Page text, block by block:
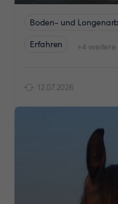
Boden- und
Erfahren
+4 weitere
12.07.2026